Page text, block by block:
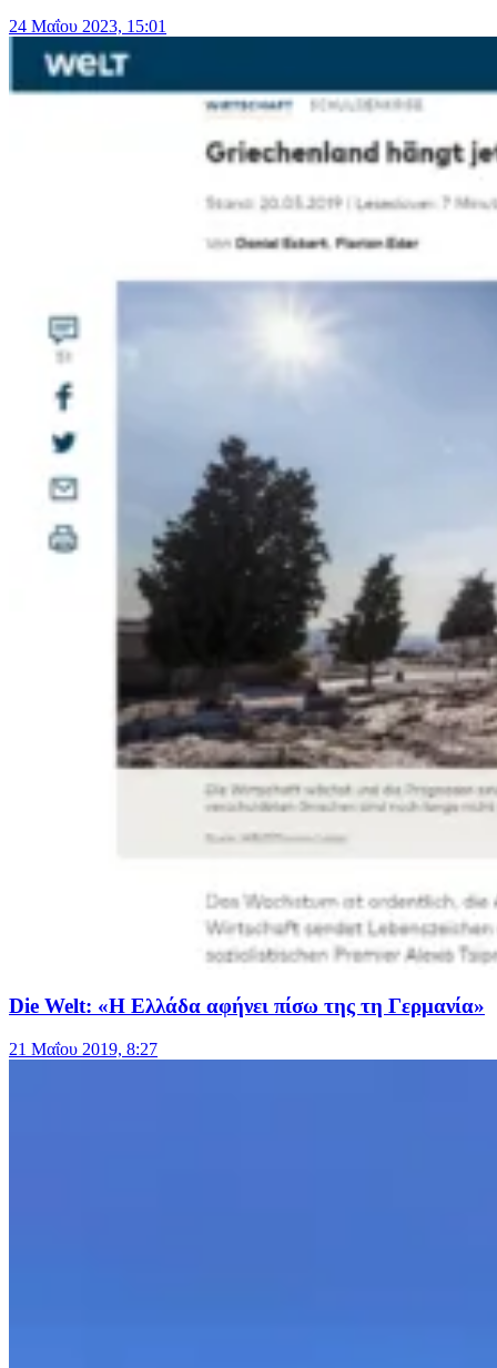
24 Μαΐου 2023, 15:01
Die Welt: «Η Ελλάδα αφήνει πίσω της τη Γερμανία»
21 Μαΐου 2019, 8:27